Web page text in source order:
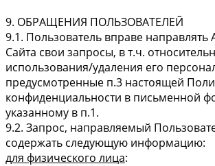
9. ОБРАЩЕНИЯ ПОЛЬЗОВАТЕЛЕЙ
9.1. Пользователь вправе
Сайта свои запросы, в т.ч.
использования/удаления его
предусмотренные п.3 настоящей
конфиденциальности в письменной
указанному в п.1.
9.2. Запрос, направляемый
содержать следующую информацию:
для физического лица: